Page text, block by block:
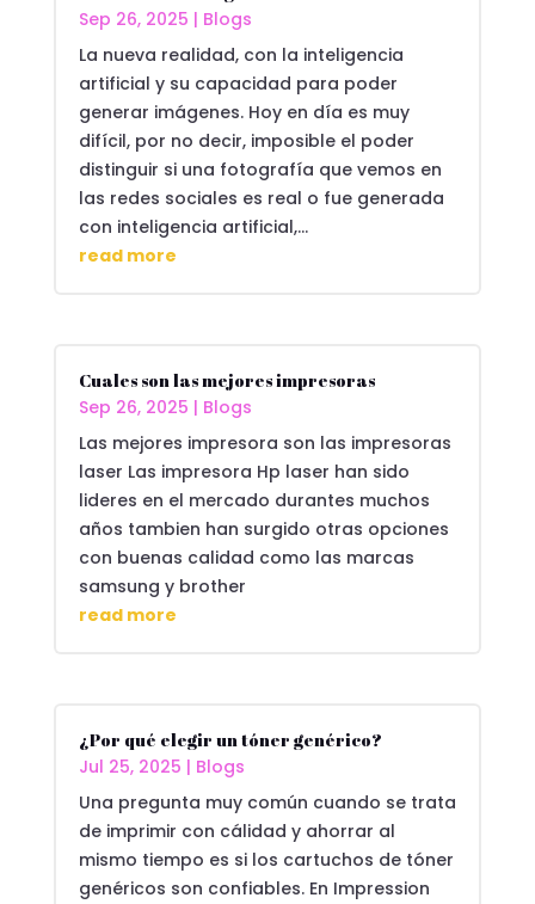
Sep 26, 2025 | Blogs
La nueva realidad, con la inteligencia
artificial y su capacidad para poder
generar imágenes. Hoy en día es muy
difícil, por no decir, imposible el poder
distinguir si una fotografía que vemos en
las redes sociales es real o fue generada
con inteligencia artificial,...
read more
Cuales son las mejores impresoras
Sep 26, 2025 | Blogs
Las mejores impresora son las impresoras
laser Las impresora Hp laser han sido
lideres en el mercado durantes muchos
años tambien han surgido otras opciones
con buenas calidad como las marcas
samsung y brother
read more
¿Por qué elegir un tóner genérico?
Jul 25, 2025 | Blogs
Una pregunta muy común cuando se trata
de imprimir con cálidad y ahorrar al
mismo tiempo es si los cartuchos de tóner
genéricos son confiables. En Impression